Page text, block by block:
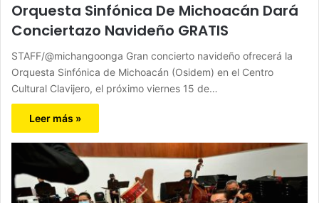
Orquesta Sinfónica De Michoacán Dará
Conciertazo Navideño GRATIS
STAFF/@michangoonga Gran concierto navideño ofrecerá la
Orquesta Sinfónica de Michoacán (Osidem) en el Centro
Cultural Clavijero, el próximo viernes 15 de…
Leer más »